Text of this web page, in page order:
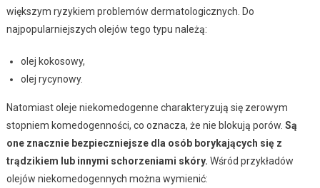
większym ryzykiem problemów dermatologicznych. Do
najpopularniejszych olejów tego typu należą:
olej kokosowy,
olej rycynowy.
Natomiast oleje niekomedogenne charakteryzują się zerowym
stopniem komedogenności, co oznacza, że nie blokują porów. Są
one znacznie bezpieczniejsze dla osób borykających się z
trądzikiem lub innymi schorzeniami skóry. Wśród przykładów
olejów niekomedogennych można wymienić: